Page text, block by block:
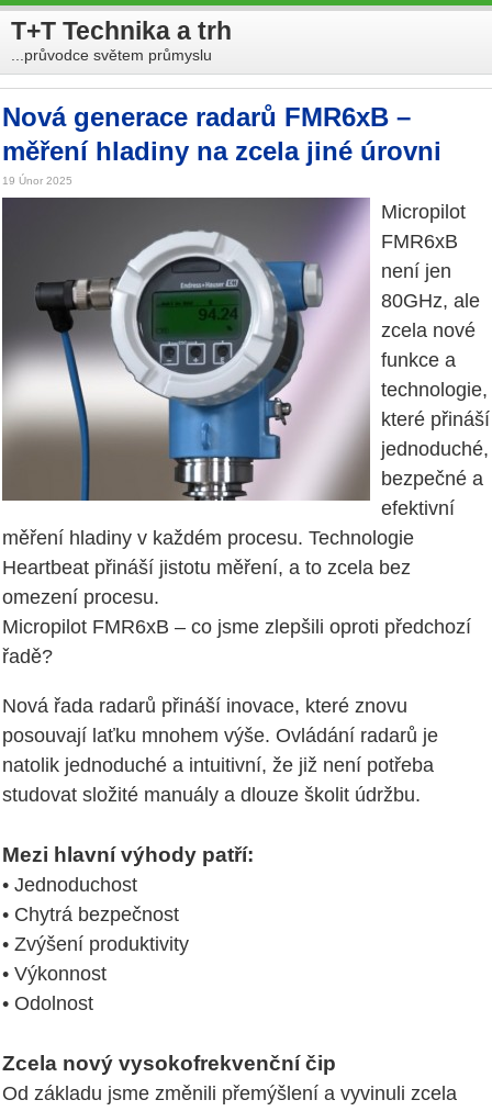
T+T Technika a trh
...průvodce světem průmyslu
Nová generace radarů FMR6xB –
měření hladiny na zcela jiné úrovni
19 Únor 2025
Micropilot
FMR6xB
není jen
80GHz, ale
zcela nové
funkce a
technologie,
které přináší
jednoduché,
bezpečné a
efektivní
měření hladiny v každém procesu. Technologie
Heartbeat přináší jistotu měření, a to zcela bez
omezení procesu.
Micropilot FMR6xB – co jsme zlepšili oproti předchozí
řadě?
Nová řada radarů přináší inovace, které znovu
posouvají laťku mnohem výše. Ovládání radarů je
natolik jednoduché a intuitivní, že již není potřeba
studovat složité manuály a dlouze školit údržbu.
Mezi hlavní výhody patří:
• Jednoduchost
• Chytrá bezpečnost
• Zvýšení produktivity
• Výkonnost
• Odolnost
Zcela nový vysokofrekvenční čip
Od základu jsme změnili přemýšlení a vyvinuli zcela